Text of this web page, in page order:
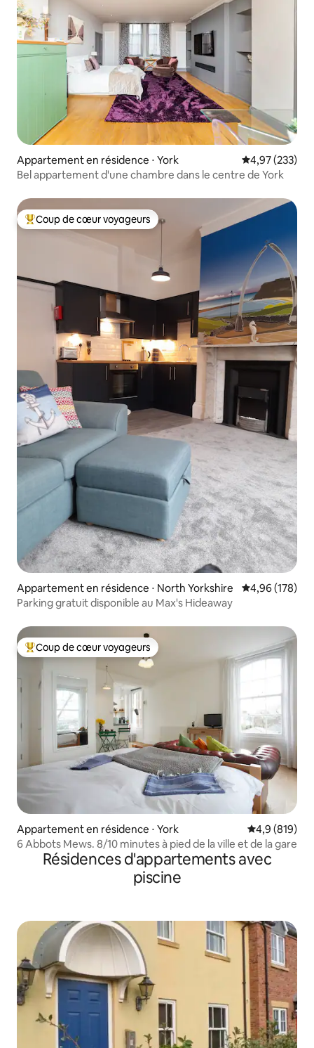
Appartement en résidence ⋅ York Évaluation
4,97 (233)
Bel appartement d'une chambre dans le centre de York
Coups de cœur voyageurs les plus appréciés
Coup de cœur voyageurs
Appartement en résidence ⋅ North Yorkshire Évaluation
4,96 (178)
Parking gratuit disponible au Max's Hideaway
Coups de cœur voyageurs les plus appréciés
Coup de cœur voyageurs
Appartement en résidence ⋅ York Évaluation
4,9 (819)
6 Abbots Mews. 8/10 minutes à pied de la ville et de la gare
Résidences d'appartements avec
piscine